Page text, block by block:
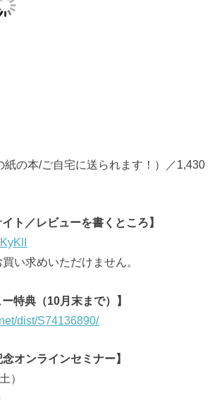
紙の本/ご自宅に送られます！）／1,430
ト／レビューを書くところ】
い求めいただけません。
特典（10月末まで）】
dist/S74136890/
念オンラインセミナー】
）